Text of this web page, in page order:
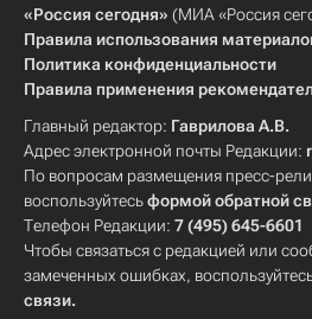
«Россия сегодня» (МИА «Россия
Правила использования
Политика конфиденциальности
Правила применения
Главный редактор: Гаврилова А.В.
Адрес электронной почты Редакции:
По вопросам размещения пресс-
воспользуйтесьформой обратной
Телефон Редакции: 7 (495) 645-6601
Чтобы связаться с редакцией или
замеченных ошибках,
связи.